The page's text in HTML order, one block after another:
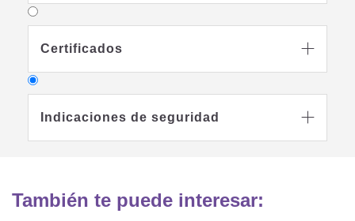
Certificados 
Indicaciones de seguridad 
Este producto no debe colocarse cerca
de llamas descubiertas, placas de
También te puede interesar: